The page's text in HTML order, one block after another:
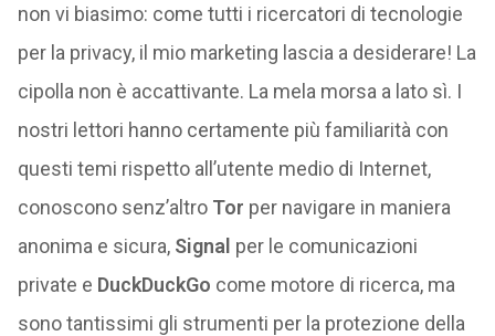
non vi biasimo: come tutti i ricercatori di tecnologie
per la privacy, il mio marketing lascia a desiderare! La
cipolla non è accattivante. La mela morsa a lato sì. I
nostri lettori hanno certamente più familiarità con
questi temi rispetto all’utente medio di Internet,
conoscono senz’altro Tor per navigare in maniera
anonima e sicura, Signal per le comunicazioni
private e DuckDuckGo come motore di ricerca, ma
sono tantissimi gli strumenti per la protezione della